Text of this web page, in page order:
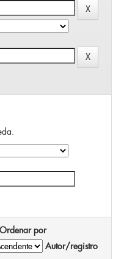
Ordenar por
Autor/registro